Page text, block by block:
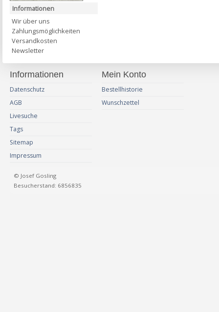
Informationen
Wir über uns
Zahlungsmöglichkeiten
Versandkosten
Newsletter
Informationen
Datenschutz
AGB
Livesuche
Tags
Sitemap
Impressum
Mein Konto
Bestellhistorie
Wunschzettel
© Josef Gosling
Besucherstand: 6856835